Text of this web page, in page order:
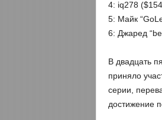
4: iq278
5: Майк
6: Джаред
В двадцать
приняло
серии,
достижение